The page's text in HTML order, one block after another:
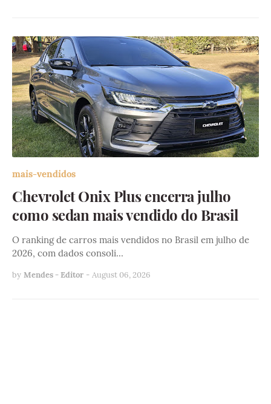
mais-vendidos
Chevrolet Onix Plus encerra julho
como sedan mais vendido do Brasil
O ranking de carros mais vendidos no Brasil em julho de
2026, com dados consoli…
by Mendes - Editor - August 06, 2026